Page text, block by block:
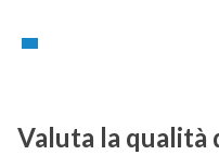
Valuta la qualità